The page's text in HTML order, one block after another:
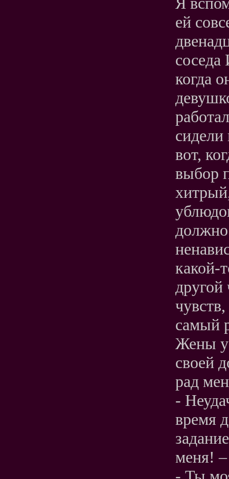
ей
соседа
когда
вот,
выбор
какой-
другой
самый
Жены у
своей
рад
-
время
меня! –